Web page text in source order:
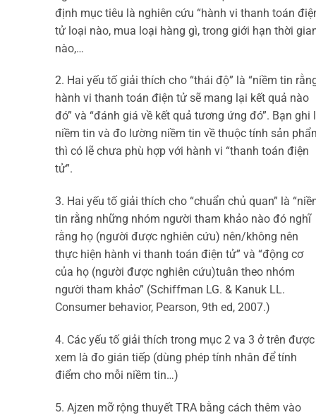
định mục tiêu là nghiên cứu “hành vi thanh toán
tử loại nào, mua loại hàng gì, trong giới hạn thời
nào,…
2. Hai yếu tố giải thích cho “thái độ” là “niềm tin
hành vi thanh toán điện tử sẽ mang lại kết quả nào
đó” và “đánh giá về kết quả tương ứng đó”. Bạn ghi
niềm tin và đo lường niềm tin về thuộc tính sản
thì có lẽ chưa phù hợp với hành vi “thanh toán điện
tử”.
3. Hai yếu tố giải thích cho “chuẩn chủ quan” là
tin rằng những nhóm người tham khảo nào đó nghĩ
rằng họ (người được nghiên cứu) nên/không nên
thực hiện hành vi thanh toán điện tử” và “động cơ
của họ (người được nghiên cứu)tuân theo nhóm
người tham khảo” (Schiffman LG. & Kanuk LL.
Consumer behavior, Pearson, 9th ed, 2007.)
4. Các yếu tố giải thích trong mục 2 va 3 ở trên được
xem là đo gián tiếp (dùng phép tính nhân để tính
điểm cho mỗi niềm tin…)
5. Ajzen mỡ rộng thuyết TRA bằng cách thêm vào